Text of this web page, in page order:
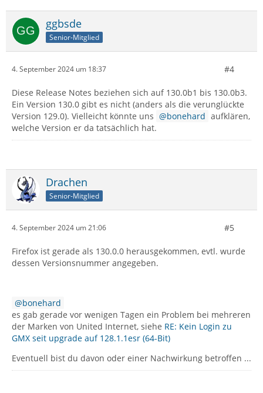
ggbsde
Senior-Mitglied
4. September 2024 um 18:37 #4
Diese Release Notes beziehen sich auf 130.0b1 bis 130.0b3.
Ein Version 130.0 gibt es nicht (anders als die verunglückte
Version 129.0). Vielleicht könnte uns
bonehard aufklären,
welche Version er da tatsächlich hat.
Drachen
Senior-Mitglied
4. September 2024 um 21:06 #5
Firefox ist gerade als 130.0.0 herausgekommen, evtl. wurde
dessen Versionsnummer angegeben.
bonehard
es gab gerade vor wenigen Tagen ein Problem bei mehreren
der Marken von United Internet, siehe RE: Kein Login zu
GMX seit upgrade auf 128.1.1esr (64-Bit)
Eventuell bist du davon oder einer Nachwirkung betroffen ...